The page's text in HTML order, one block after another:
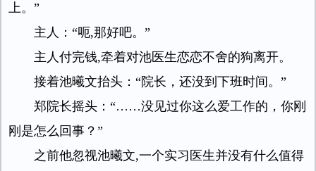
上。”
主人：“呃,那好吧。”
主人付完钱,牵着对池医生恋恋不舍的狗离开。
接着池曦文抬头：“院长，还没到下班时间。”
郑院长摇头：“……没见过你这么爱工作的，你刚
刚是怎么回事？”
之前他忽视池曦文,一个实习医生并没有什么值得